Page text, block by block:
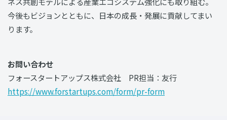
今後もビジョンとともに、日本の成長・発展に貢献してまい
ります。
お問い合わせ
フォースタートアップス株式会社 PR担当：友行
https://www.forstartups.com/form/pr-form